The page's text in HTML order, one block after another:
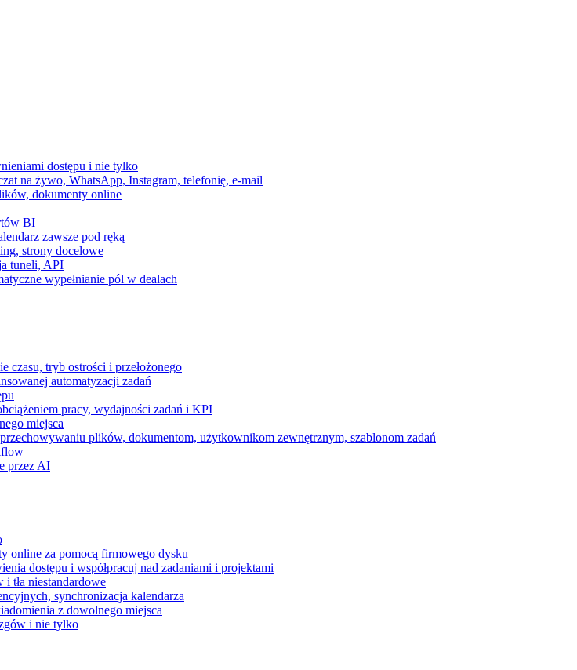
dostępu i nie tylko
na żywo, WhatsApp, Instagram, telefonię, e-mail
dokumenty online
BI
zawsze pod ręką
strony docelowe
tuneli, API
wypełnianie pól w dealach
czasu, tryb ostrości i przełożonego
automatyzacji zadań
pracy, wydajności zadań i KPI
miejsca
plików, dokumentom, użytkownikom zewnętrznym, szablonom zadań
przez AI
online za pomocą firmowego dysku
dostępu i współpracuj nad zadaniami i projektami
tła niestandardowe
synchronizacja kalendarza
z dowolnego miejsca
i nie tylko